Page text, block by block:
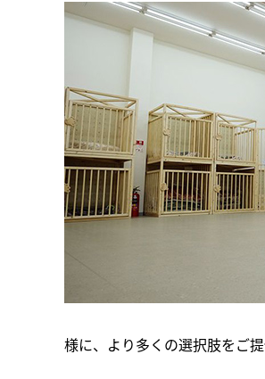
様に、より多くの選択肢をご